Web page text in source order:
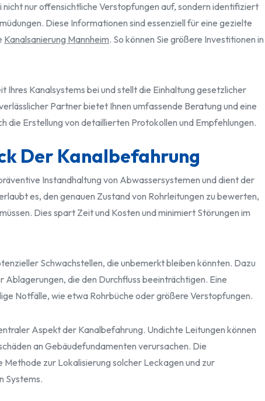
nur offensichtliche Verstopfungen auf, sondern identifiziert
Diese Informationen sind essenziell für eine gezielte
Kanalsanierung Mannheim. So können Sie größere Investitionen in
Kanalsystems bei und stellt die Einhaltung gesetzlicher
Partner bietet Ihnen umfassende Beratung und eine
die Erstellung von detaillierten Protokollen und Empfehlungen.
Der Kanalbefahrung
Instandhaltung von Abwassersystemen und dient der
es, den genauen Zustand von Rohrleitungen zu bewerten,
Dies spart Zeit und Kosten und minimiert Störungen im
Schwachstellen, die unbemerkt bleiben könnten. Dazu
die den Durchfluss beeinträchtigen. Eine
Notfälle, wie etwa Rohrbüche oder größere Verstopfungen.
Aspekt der Kanalbefahrung. Undichte Leitungen können
an Gebäudefundamenten verursachen. Die
zur Lokalisierung solcher Leckagen und zur
Systems.